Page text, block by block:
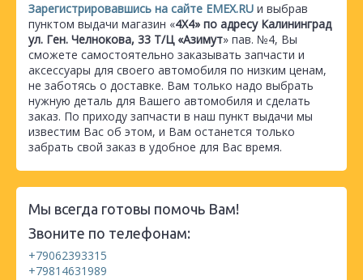
Зарегистрировавшись на сайте EMEX.RU и выбрав
пунктом выдачи магазин «4Х4» по адресу Калининград
ул. Ген. Челнокова, 33 Т/Ц «Азимут» пав. №4, Вы
сможете самостоятельно заказывать запчасти и
аксессуары для своего автомобиля по низким ценам,
не заботясь о доставке. Вам только надо выбрать
нужную деталь для Вашего автомобиля и сделать
заказ. По приходу запчасти в наш пункт выдачи мы
известим Вас об этом, и Вам останется только
забрать свой заказ в удобное для Вас время.
Мы всегда готовы помочь Вам!
Звоните по телефонам:
+79062393315
+79814631989